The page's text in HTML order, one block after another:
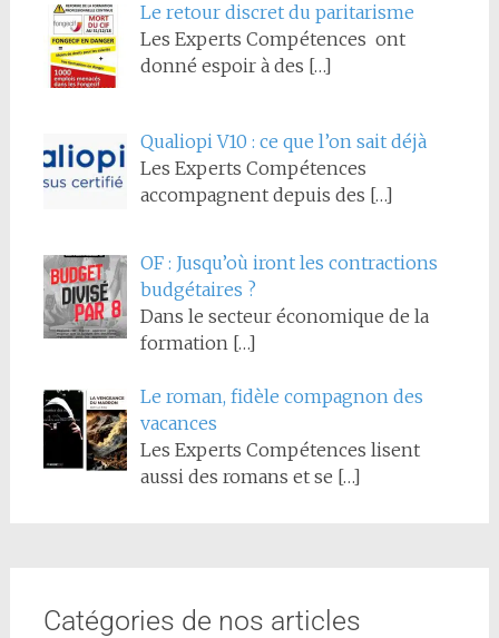
Le retour discret du paritarisme
Les Experts Compétences ont
donné espoir à des […]
Qualiopi V10 : ce que l’on sait déjà
Les Experts Compétences
accompagnent depuis des […]
OF : Jusqu’où iront les contractions
budgétaires ?
Dans le secteur économique de la
formation […]
Le roman, fidèle compagnon des
vacances
Les Experts Compétences lisent
aussi des romans et se […]
Catégories de nos articles